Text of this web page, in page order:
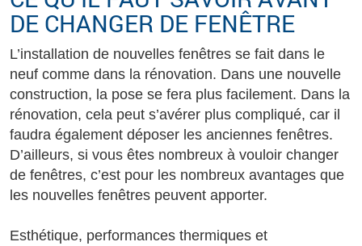
DE CHANGER DE FENÊTRE
L’installation de nouvelles fenêtres se fait dans le
neuf comme dans la rénovation. Dans une nouvelle
construction, la pose se fera plus facilement. Dans la
rénovation, cela peut s’avérer plus compliqué, car il
faudra également déposer les anciennes fenêtres.
D’ailleurs, si vous êtes nombreux à vouloir changer
de fenêtres, c’est pour les nombreux avantages que
les nouvelles fenêtres peuvent apporter.
Esthétique, performances thermiques et